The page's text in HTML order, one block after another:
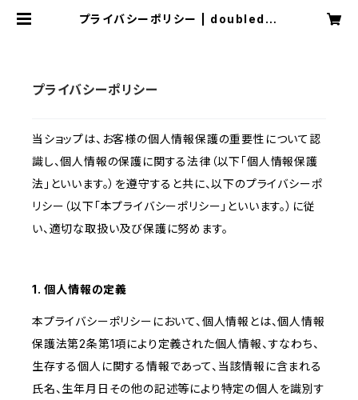
プライバシーポリシー | doubledro
プライバシーポリシー
当ショップは、お客様の個人情報保護の重要性について認
識し、個人情報の保護に関する法律（以下「個人情報保護
法」といいます。）を遵守すると共に、以下のプライバシーポ
リシー（以下「本プライバシーポリシー」といいます。）に従
い、適切な取扱い及び保護に努めます。
1. 個人情報の定義
本プライバシーポリシーにおいて、個人情報とは、個人情報
保護法第2条第1項により定義された個人情報、すなわち、
生存する個人に関する情報であって、当該情報に含まれる
氏名、生年月日その他の記述等により特定の個人を識別す